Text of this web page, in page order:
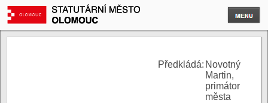
Předkládá: Novotný
Martin,
primátor
města